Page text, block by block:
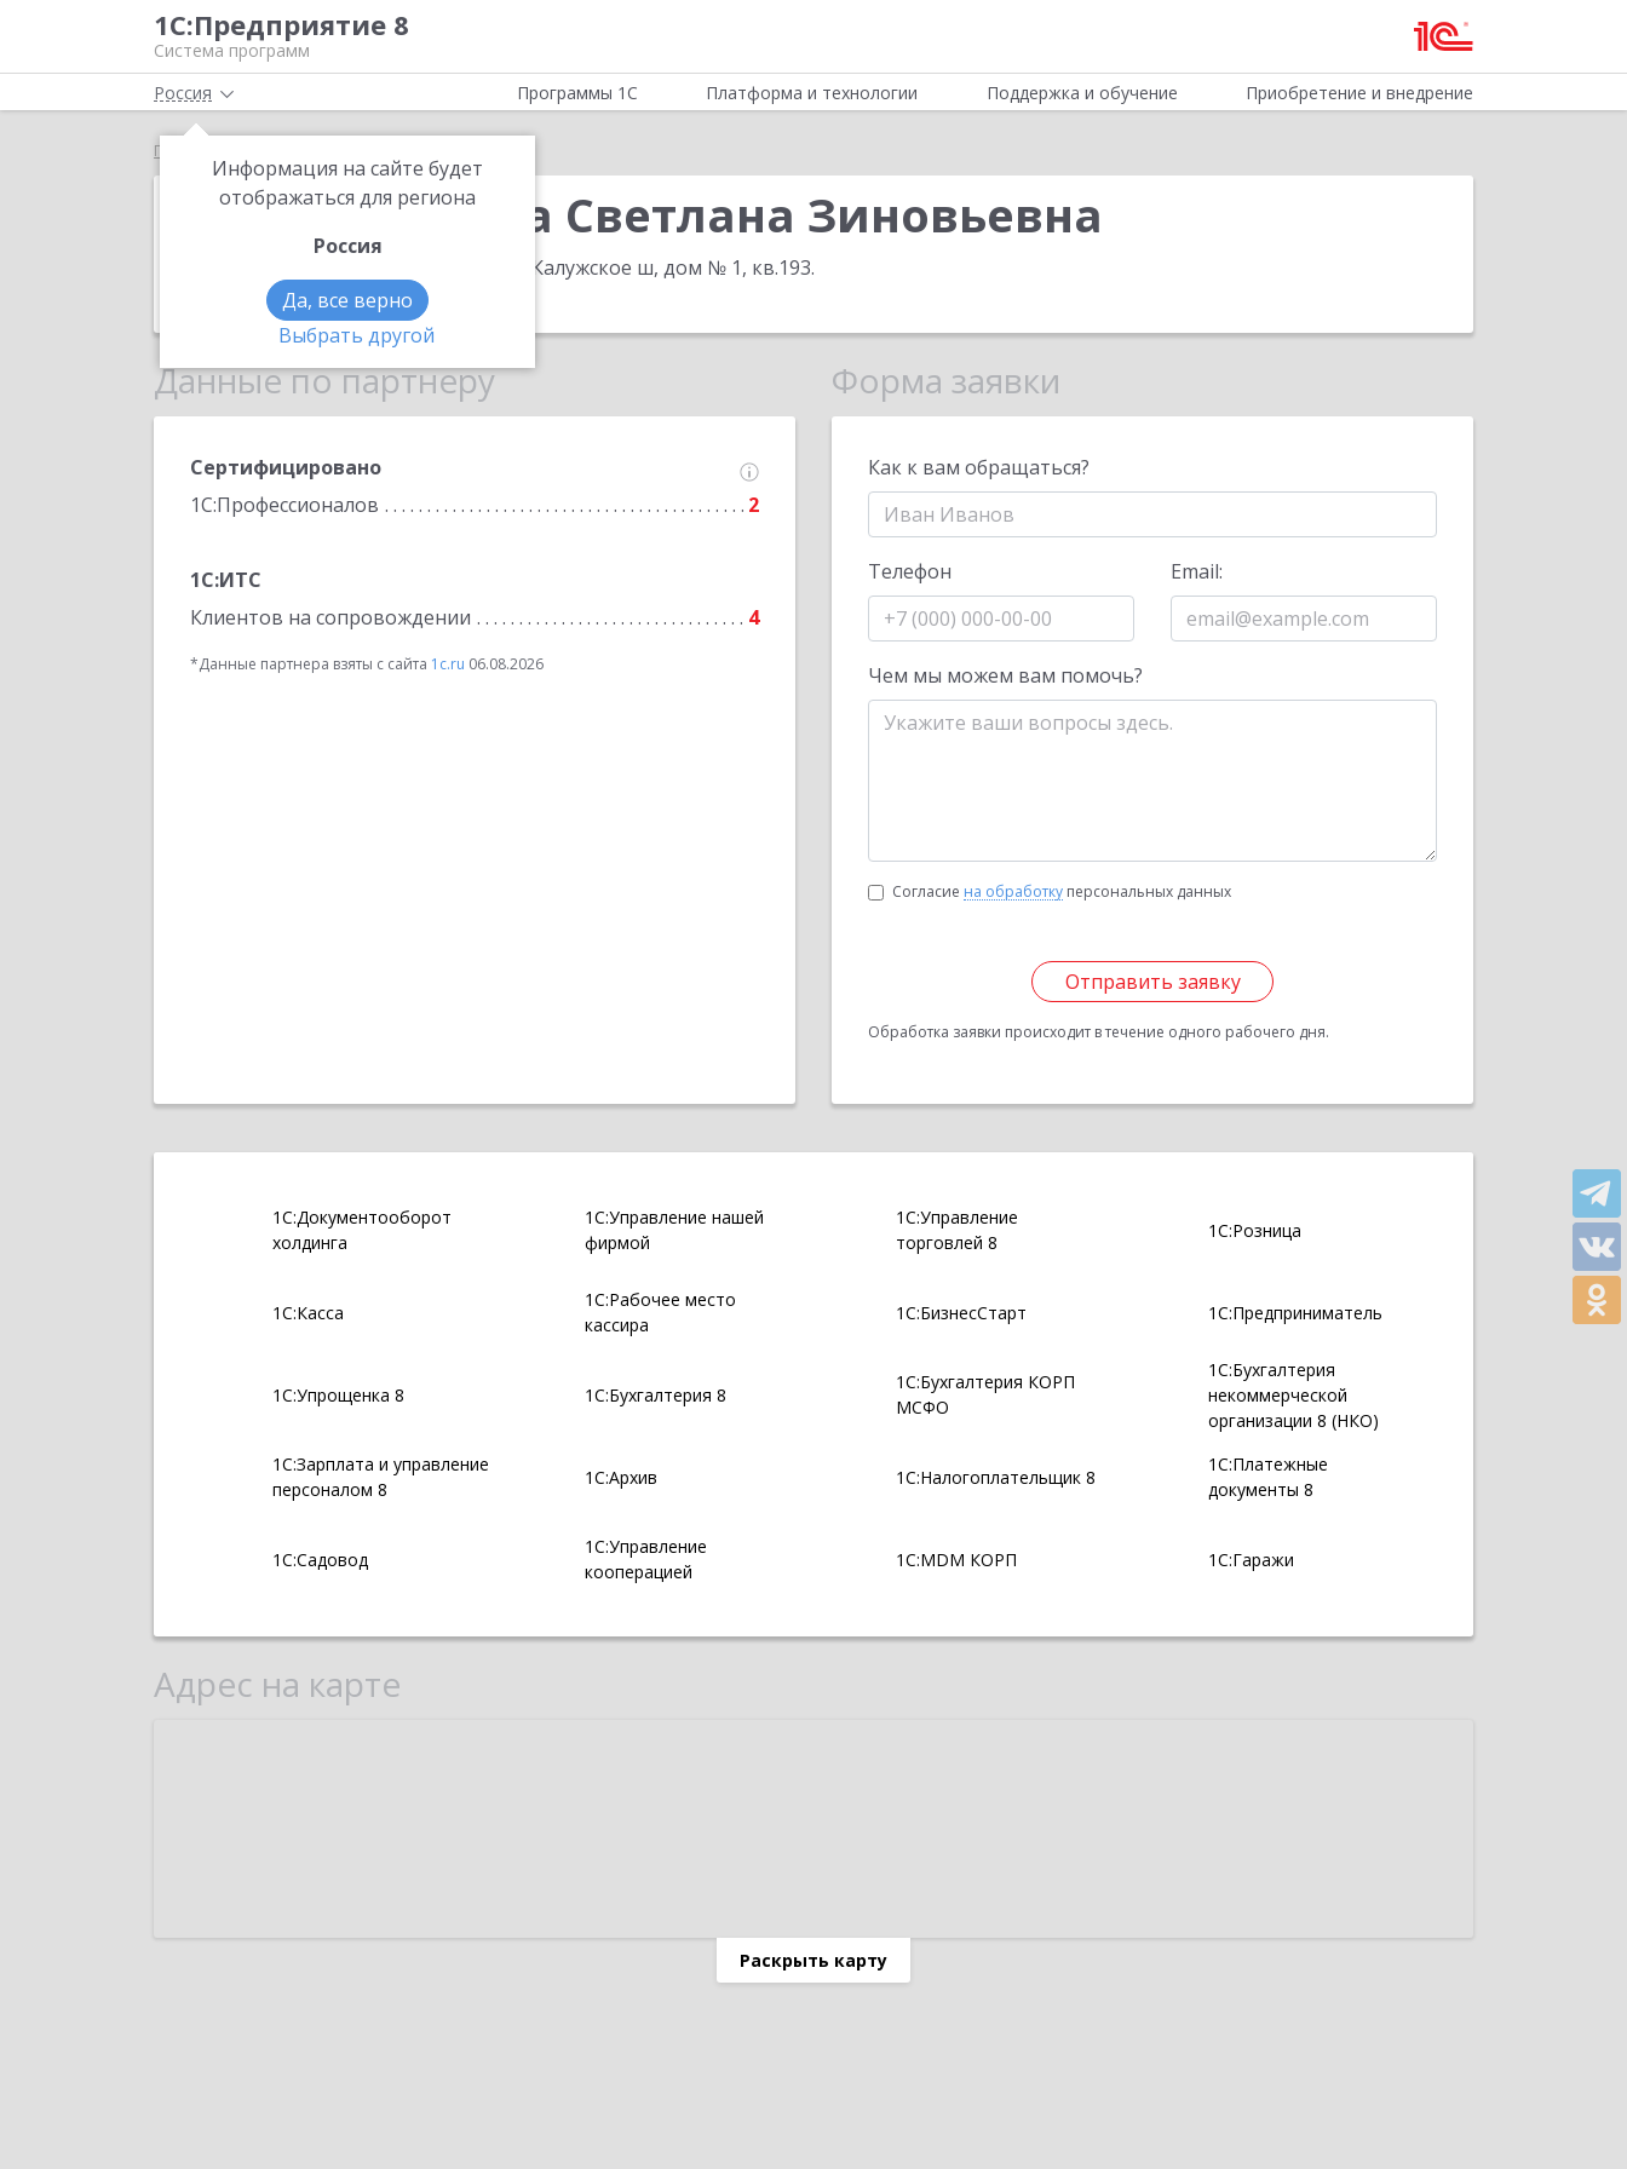
1С:Предприятие 8
Система программ
Россия
Информация на сайте будет
отображаться для региона
Россия
Да, все верно
Выбрать другой
Программы 1С Платформа и технологии Поддержка и обучение Приобретение и внедрение
Главная
ИП Терентьева Светлана Зиновьевна
300026, Тульская обл, Тула г, Калужское ш, дом № 1, кв.193.
Телефон: (4872) 70-5083
Данные по партнеру
Сертифицировано
1С:Профессионалов
2
1С:ИТС
Клиентов на сопровождении
4
*Данные партнера взяты с сайта 1c.ru 06.08.2026
Форма заявки
Как к вам обращаться?
Телефон Email:
Чем мы можем вам помочь?
Согласие на обработку персональных данных
Отправить заявку
Обработка заявки происходит в течение одного рабочего дня.
1С:Документооборот
холдинга
1С:Управление нашей
фирмой
1С:Управление
торговлей 8
1С:Розница
1С:Касса
1С:Рабочее место
кассира
1С:БизнесСтарт 1С:Предприниматель
1С:Упрощенка 8 1С:Бухгалтерия 8
1С:Бухгалтерия КОРП
МСФО
1С:Бухгалтерия
некоммерческой
организации 8 (НКО)
1С:Зарплата и управление
персоналом 8
1С:Архив 1С:Налогоплательщик 8
1С:Платежные
документы 8
1С:Садовод
1С:Управление
кооперацией
1С:MDM КОРП 1С:Гаражи
Адрес на карте
Раскрыть карту